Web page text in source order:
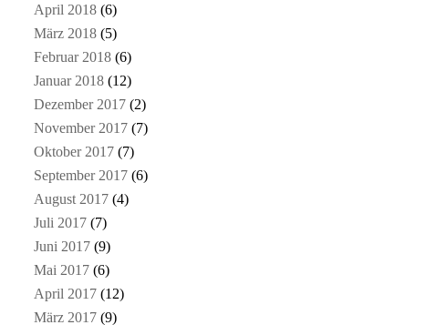
April 2018(6)
März 2018(5)
Februar 2018(6)
Januar 2018(12)
Dezember 2017(2)
November 2017(7)
Oktober 2017(7)
September 2017(6)
August 2017(4)
Juli 2017(7)
Juni 2017(9)
Mai 2017(6)
April 2017(12)
März 2017(9)